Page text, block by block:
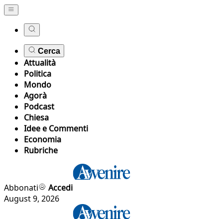
Cerca
Attualità
Politica
Mondo
Agorà
Podcast
Chiesa
Idee e Commenti
Economia
Rubriche
Abbonati
Accedi
August 9, 2026